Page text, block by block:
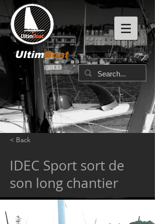
UltimBoat
< Back
IDEC Sport sort de
son long chantier